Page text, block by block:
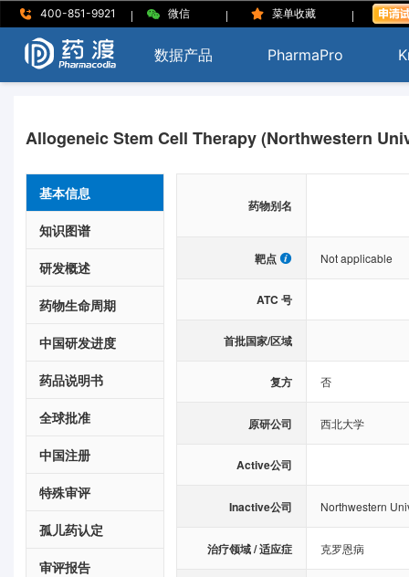
400-851-9921 | 微信 | 菜单收藏 |
数据产品 PharmaPro
Allogeneic Stem Cell Therapy (Northwestern
基本信息
知识图谱
研发概述
药物生命周期
中国研发进度
药品说明书
全球批准
中国注册
特殊审评
孤儿药认定
审评报告
药物别名
靶点 Not applicable
ATC 号
首批国家/区域
复方 否
原研公司 西北大学
Active公司
Inactive公司 Northwestern
治疗领域 / 适应症 克罗恩病